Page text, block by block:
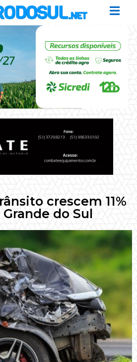
crescem 11%
Grande do Sul